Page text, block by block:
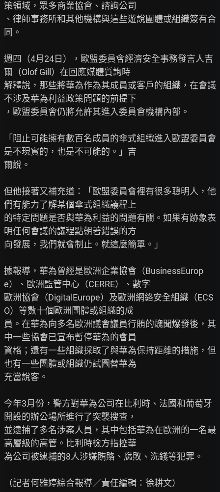
策領域，眾多商業協會、諮詢公司
、律師事務所和其他機構與這些遊說團體或組織簽有合
同。
週四（4月24日），歐盟委員會經濟安全事務發言人吉
爾（Olof Gill）在回應媒體質詢時
解釋說，那些將華為作為其成員或客戶的組織，在會議
不涉及華為利益政策問題的前提下
，歐盟委員會仍將允許其進入委員會機構內部。
「阻止可能擁有數百名成員的傘式組織進入歐盟委員會
是不現實的，也是不可能的。」吉
爾說。
但他接著又補充道：「歐盟委員會裡有很多聰明人，他
們有能力了解某個傘式組織議程上
的特定問題是否與華為利益的問題有關。如果有跡象表
明任何會議的議程點朝著錯誤的方
向發展，我們就會制止。就這麼簡單。」
據報導，華為曾經是歐洲企業協會（BusinessEurop
e）、歐洲監管中心（CERRE）、數字
歐洲協會（DigitalEurope）及歐洲網絡安全組織（ECS
O）等數十個歐洲團體或組織的成
員。在華為向多名歐洲議會議員行賄的醜聞爆發後，其
中一些協會已宣布暫停華為的會員
資格；還有一些組織採取了與華為保持距離的措施，但
也有一些團體或組織仍試圖替華為
充當說客。
今年3月份，警方對華為公司在比利時、法國和葡萄牙
開設的辦公場所進行了突襲搜查，
並逮捕了多名涉案人員，其中包括華為在歐洲的一名最
高層級的高管。比利時檢方指控華
為公司被逮捕的8人涉嫌賄賂、腐敗、洗錢等犯罪。
（記者何雅婷綜合報導／責任編輯：徐耕文）